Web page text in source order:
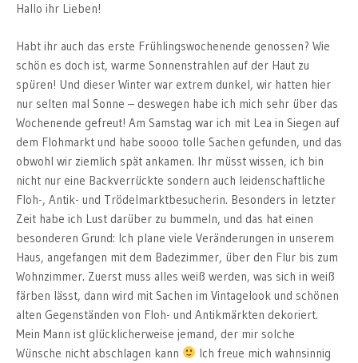
Hallo ihr Lieben!
Habt ihr auch das erste Frühlingswochenende genossen? Wie
schön es doch ist, warme Sonnenstrahlen auf der Haut zu
spüren! Und dieser Winter war extrem dunkel, wir hatten hier
nur selten mal Sonne – deswegen habe ich mich sehr über das
Wochenende gefreut! Am Samstag war ich mit Lea in Siegen auf
dem Flohmarkt und habe soooo tolle Sachen gefunden, und das
obwohl wir ziemlich spät ankamen. Ihr müsst wissen, ich bin
nicht nur eine Backverrückte sondern auch leidenschaftliche
Floh-, Antik- und Trödelmarktbesucherin. Besonders in letzter
Zeit habe ich Lust darüber zu bummeln, und das hat einen
besonderen Grund: Ich plane viele Veränderungen in unserem
Haus, angefangen mit dem Badezimmer, über den Flur bis zum
Wohnzimmer. Zuerst muss alles weiß werden, was sich in weiß
färben lässt, dann wird mit Sachen im Vintagelook und schönen
alten Gegenständen von Floh- und Antikmärkten dekoriert.
Mein Mann ist glücklicherweise jemand, der mir solche
Wünsche nicht abschlagen kann
Ich freue mich wahnsinnig